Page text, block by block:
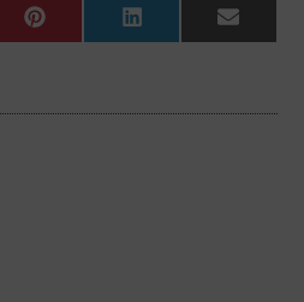
PinterestLinkedInEmail